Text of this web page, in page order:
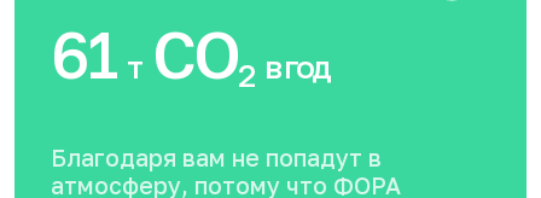
61 тCO2 в год
Благодаря вам не попадут в
атмосферу, потому что ФОРА